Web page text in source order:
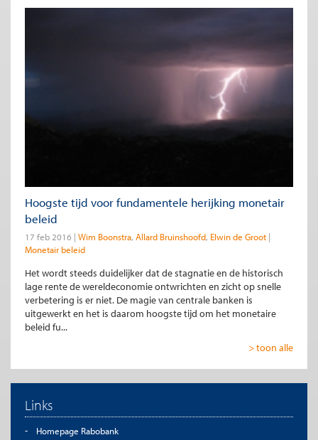
Hoogste tijd voor fundamentele herijking monetair
beleid
17 feb 2016 Wim Boonstra Allard Bruinshoofd Elwin de Groot
Monetair beleid
Het wordt steeds duidelijker dat de stagnatie en de historisch
lage rente de wereldeconomie ontwrichten en zicht op snelle
verbetering is er niet. De magie van centrale banken is
uitgewerkt en het is daarom hoogste tijd om het monetaire
beleid fu...
> toon alle
Links
Homepage Rabobank